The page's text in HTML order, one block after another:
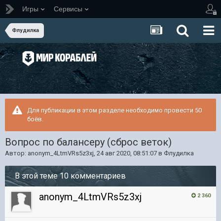
Игры Сервисы
Флудилка
Для публикации в этом разделе необходимо провести 50
боёв.
Вопрос по балансеру (сброс веток)
Автор: anonym_4LtmVRs5z3xj, 24 авг 2020, 08:51:07 в Флудилка
В этой теме 10 комментариев
2 360
anonym_4LtmVRs5z3xj